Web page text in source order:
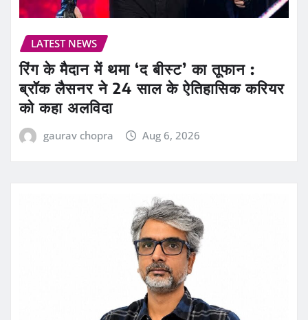
LATEST NEWS
रिंग के मैदान में थमा ‘द बीस्ट’ का तूफान :
ब्रॉक लैसनर ने 24 साल के ऐतिहासिक करियर
को कहा अलविदा
gaurav chopra Aug 6, 2026